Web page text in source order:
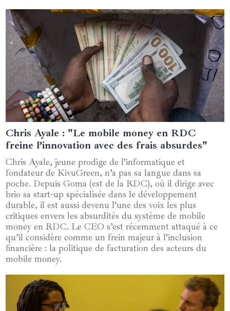
16 avril 2025
Chris Ayale : "Le mobile money en RDC
freine l’innovation avec des frais absurdes"
Chris Ayale, jeune prodige de l’informatique et
fondateur de KivuGreen, n’a pas sa langue dans sa
poche. Depuis Goma (est de la RDC), où il dirige avec
brio sa start-up spécialisée dans le développement
durable, il est aussi devenu l’une des voix les plus
critiques envers les absurdités du système de mobile
money en RDC. Le CEO s’est récemment attaqué à ce
qu’il considère comme un frein majeur à l’inclusion
financière : la politique de facturation des acteurs du
mobile money.